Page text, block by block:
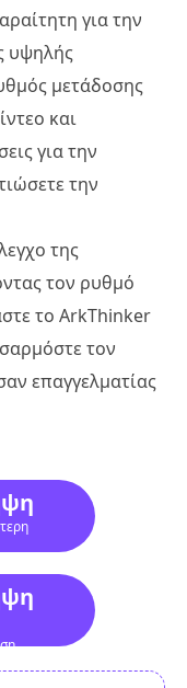
για την
υψηλής
μετάδοσης
και
για την
την
της
τον ρυθμό
το ArkThinker
τον
επαγγελματίας